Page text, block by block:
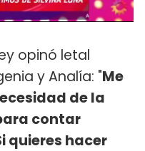
opinó letal
y Analía: "Me
de la
contar
quieres hacer